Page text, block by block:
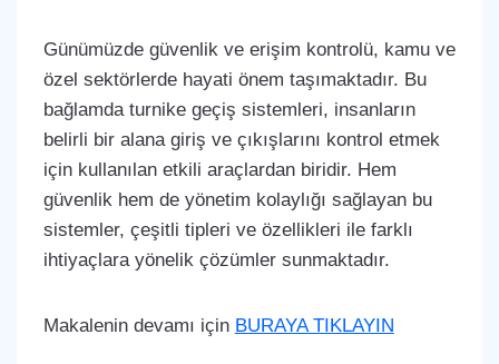
Günümüzde güvenlik ve erişim kontrolü, kamu ve
özel sektörlerde hayati önem taşımaktadır. Bu
bağlamda turnike geçiş sistemleri, insanların
belirli bir alana giriş ve çıkışlarını kontrol etmek
için kullanılan etkili araçlardan biridir. Hem
güvenlik hem de yönetim kolaylığı sağlayan bu
sistemler, çeşitli tipleri ve özellikleri ile farklı
ihtiyaçlara yönelik çözümler sunmaktadır.
Makalenin devamı için BURAYA TIKLAYIN